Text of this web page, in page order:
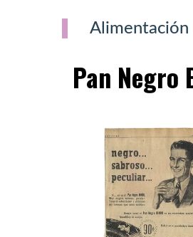
Alimentación
Pan Negro